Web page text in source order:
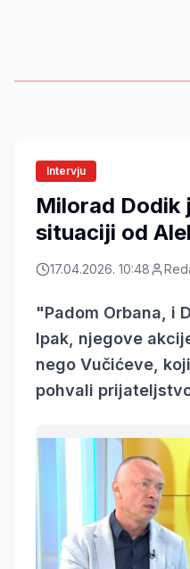
Intervju
Milorad Dodik
situaciji od
17.04.2026. 10:48
"Padom Orbana, i
Ipak, njegove
nego Vučićeve,
pohvali